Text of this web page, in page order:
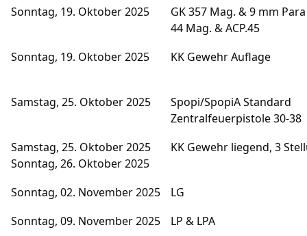
Sonntag, 19. Oktober 2025
GK 357 Mag. & 9 mm Para
44 Mag. & ACP.45
Sonntag, 19. Oktober 2025
KK Gewehr Auflage
Samstag, 25. Oktober 2025
Spopi/SpopiA Standard
Zentralfeuerpistole 30-38
Samstag, 25. Oktober 2025
Sonntag, 26. Oktober 2025
KK Gewehr liegend, 3
Sonntag, 02. November 2025
LG
Sonntag, 09. November 2025
LP & LPA